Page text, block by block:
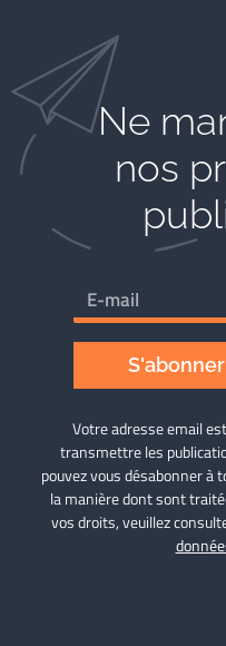
Ne
nos
Votre adresse email
transmettre les
pouvez vous désabonner à
la manière dont sont
vos droits, veuillez